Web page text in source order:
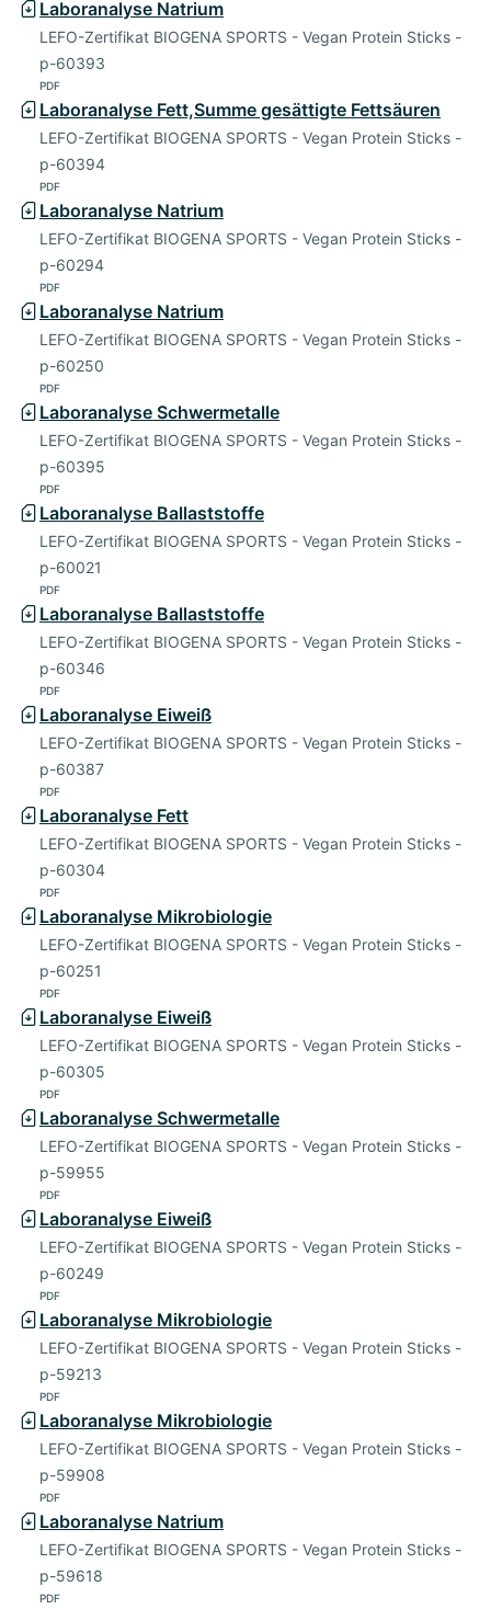
Laboranalyse Natrium
LEFO-Zertifikat BIOGENA SPORTS - Vegan Protein Sticks -
p-60393
PDF
Laboranalyse Fett,Summe gesättigte Fettsäuren
LEFO-Zertifikat BIOGENA SPORTS - Vegan Protein Sticks -
p-60394
PDF
Laboranalyse Natrium
LEFO-Zertifikat BIOGENA SPORTS - Vegan Protein Sticks -
p-60294
PDF
Laboranalyse Natrium
LEFO-Zertifikat BIOGENA SPORTS - Vegan Protein Sticks -
p-60250
PDF
Laboranalyse Schwermetalle
LEFO-Zertifikat BIOGENA SPORTS - Vegan Protein Sticks -
p-60395
PDF
Laboranalyse Ballaststoffe
LEFO-Zertifikat BIOGENA SPORTS - Vegan Protein Sticks -
p-60021
PDF
Laboranalyse Ballaststoffe
LEFO-Zertifikat BIOGENA SPORTS - Vegan Protein Sticks -
p-60346
PDF
Laboranalyse Eiweiß
LEFO-Zertifikat BIOGENA SPORTS - Vegan Protein Sticks -
p-60387
PDF
Laboranalyse Fett
LEFO-Zertifikat BIOGENA SPORTS - Vegan Protein Sticks -
p-60304
PDF
Laboranalyse Mikrobiologie
LEFO-Zertifikat BIOGENA SPORTS - Vegan Protein Sticks -
p-60251
PDF
Laboranalyse Eiweiß
LEFO-Zertifikat BIOGENA SPORTS - Vegan Protein Sticks -
p-60305
PDF
Laboranalyse Schwermetalle
LEFO-Zertifikat BIOGENA SPORTS - Vegan Protein Sticks -
p-59955
PDF
Laboranalyse Eiweiß
LEFO-Zertifikat BIOGENA SPORTS - Vegan Protein Sticks -
p-60249
PDF
Laboranalyse Mikrobiologie
LEFO-Zertifikat BIOGENA SPORTS - Vegan Protein Sticks -
p-59213
PDF
Laboranalyse Mikrobiologie
LEFO-Zertifikat BIOGENA SPORTS - Vegan Protein Sticks -
p-59908
PDF
Laboranalyse Natrium
LEFO-Zertifikat BIOGENA SPORTS - Vegan Protein Sticks -
p-59618
PDF